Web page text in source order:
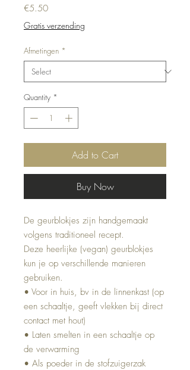
€5.50Price
Gratis verzending
Afmetingen *
Quantity *
Add to Cart
Buy Now
De geurblokjes zijn handgemaakt
volgens traditioneel recept.
Deze heerlijke (vegan) geurblokjes
kun je op verschillende manieren
gebruiken.
• Voor in huis, bv in de linnenkast (op
een schaaltje, geeft vlekken bij direct
contact met hout)
• Laten smelten in een schaaltje op
de verwarming
• Als poeder in de stofzuigerzak